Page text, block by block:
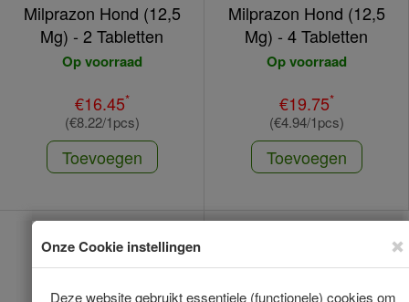
Milprazon Hond (12,5
Mg) - 2 Tabletten
Op voorraad
€16.45*
(€8.22/1pcs)
Toevoegen
Milprazon Hond (12,5
Mg) - 4 Tabletten
Op voorraad
€19.75*
(€4.94/1pcs)
Toevoegen